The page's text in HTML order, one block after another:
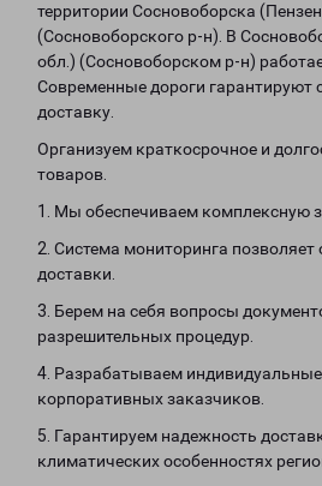
территории Сосновоборска
(Сосновоборского р-н). В
обл.) (Сосновоборском р-н)
Современные дороги гарантируют
доставку.
Организуем краткосрочное и
товаров.
1. Мы обеспечиваем комплексную
2. Система мониторинга позволяет
доставки.
3. Берем на себя вопросы
разрешительных процедур.
4. Разрабатываем
корпоративных заказчиков.
5. Гарантируем надежность
климатических особенностях